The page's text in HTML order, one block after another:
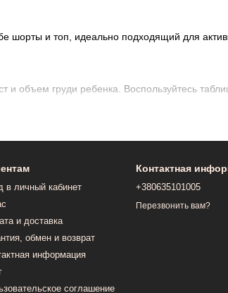
шорты и топ, идеально подходящий для
и объем груди ребенка. Воспользуйтесь
как хлопок, органический хлопок и
режиме. Следуйте указаниям на этикетке
в личный кабинет
и доставка
обмен и возврат
информация
соглашение
Контактная
+380635101005
Перезвонить вам?